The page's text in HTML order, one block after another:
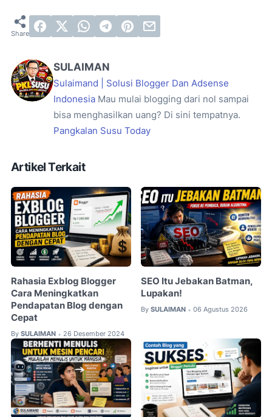
SULAIMAN
Sulaimand | Solusi Blogger Dan Adsense
Indonesia Mau mulai blogging dari nol sampai
bisa menghasilkan uang? Di sini tempatnya.
Pangkalan Susu Today
Artikel Terkait
Rahasia Exblog Blogger
Cara Meningkatkan
Pendapatan Blog dengan
Cepat
By SULAIMAN • 26 Desember 2024
SEO Itu Jebakan Batman,
Lupakan!
By SULAIMAN • 06 Agustus 2026